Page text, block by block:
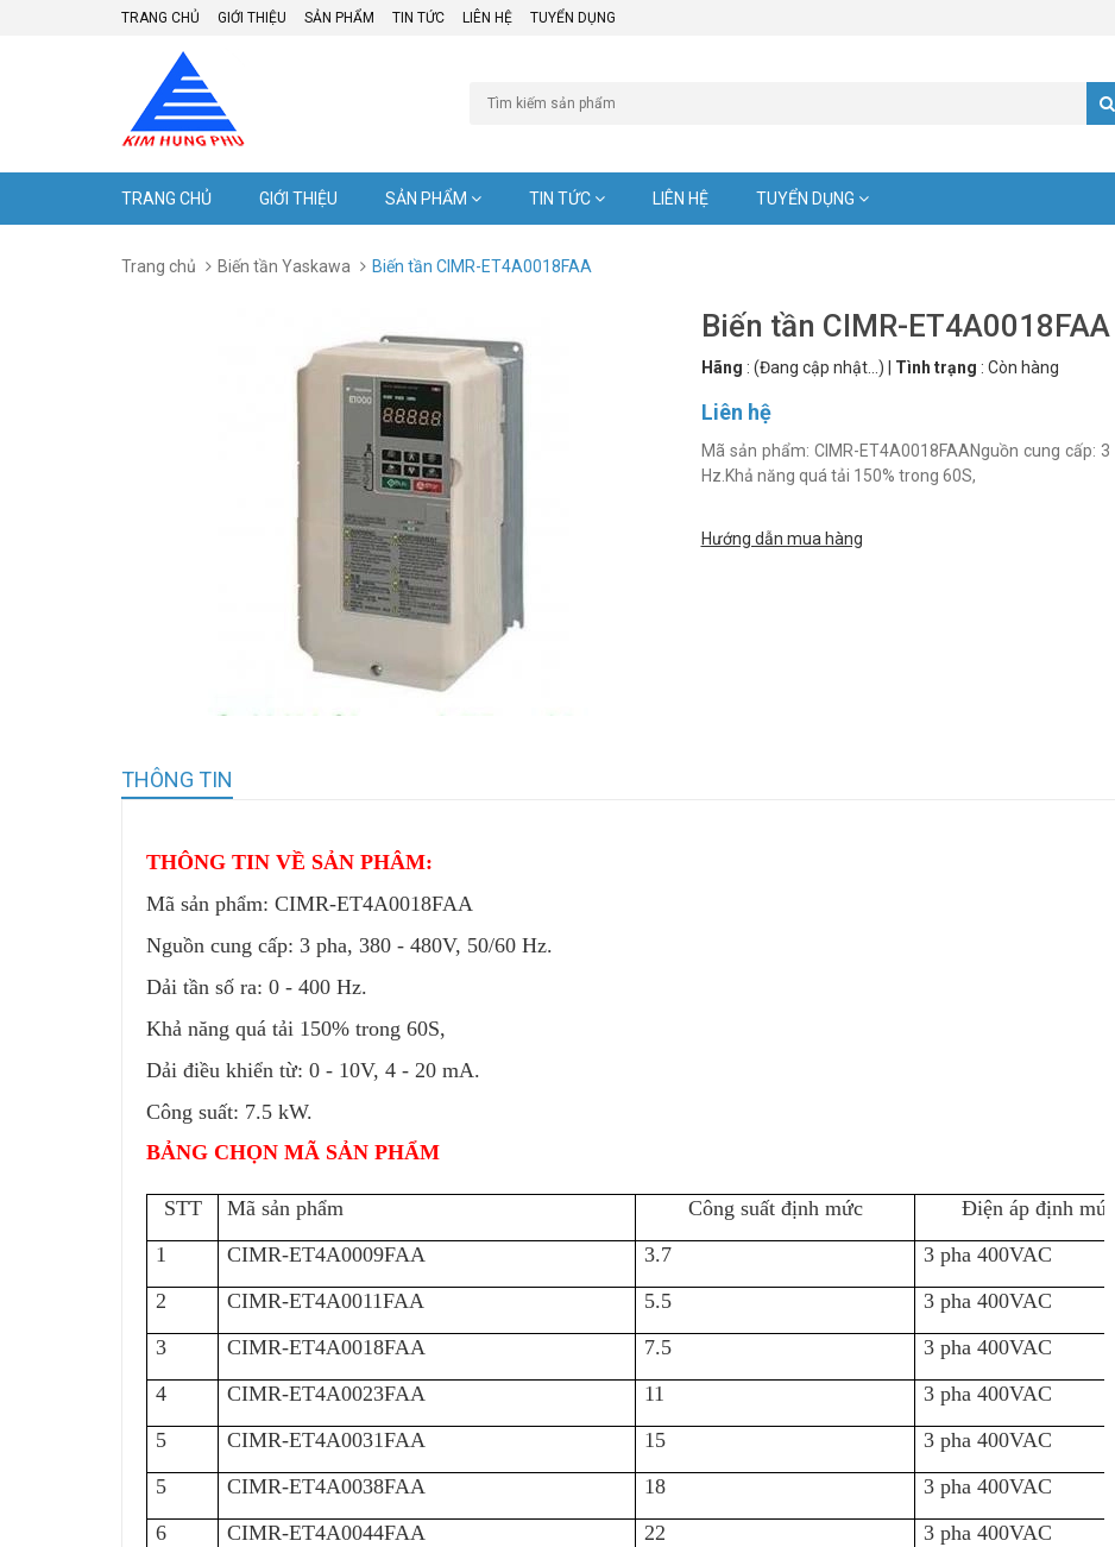
TRANG CHỦ GIỚI THIỆU SẢN PHẨM TIN TỨC LIÊN HỆ TUYỂN DỤNG
TRANG CHỦ GIỚI THIỆU SẢN PHẨM TIN TỨC LIÊN HỆ TUYỂN DỤNG
Trang chủ Biến tần Yaskawa Biến tần CIMR-ET4A0018FAA
Biến tần CIMR-ET4A0018FAA
Hãng : (Đang cập nhật...) Tình trạng : Còn hàng
Liên hệ
Mã sản phẩm: CIMR-ET4A0018FAANguồn cung cấp:
Hz.Khả năng quá tải 150% trong 60S,
Hướng dẫn mua hàng
THÔNG TIN
THÔNG TIN VỀ SẢN PHÂM:
Mã sản phẩm: CIMR-ET4A0018FAA
Nguồn cung cấp: 3 pha, 380 - 480V, 50/60 Hz.
Dải tần số ra: 0 - 400 Hz.
Khả năng quá tải 150% trong 60S,
Dải điều khiển từ: 0 - 10V, 4 - 20 mA.
Công suất: 7.5 kW.
BẢNG CHỌN MÃ SẢN PHẨM
STT Mã sản phẩm Công suất định mức
Điện áp định mức
1
CIMR-ET4A0009FAA 3.7
3 pha 400VAC
2
CIMR-ET4A0011FAA 5.5
3 pha 400VAC
3
CIMR-ET4A0018FAA 7.5
3 pha 400VAC
4
CIMR-ET4A0023FAA 11
3 pha 400VAC
5
CIMR-ET4A0031FAA 15
3 pha 400VAC
5
CIMR-ET4A0038FAA 18
3 pha 400VAC
6
CIMR-ET4A0044FAA 22
3 pha 400VAC